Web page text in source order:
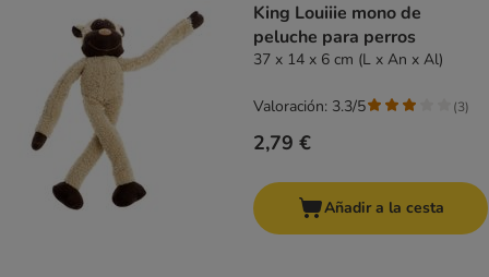
King Louiiie mono de
peluche para perros
37 x 14 x 6 cm (L x An x Al)
2,79 €
Valoración: 3.3/5 (3)
Añadir a la cesta